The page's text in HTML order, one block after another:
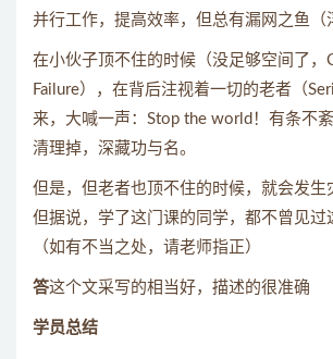
并行工作，提高效率，但总有漏网之鱼（
在小伙子顶不住的时候（没足够空间了，
Failure），在背后注视着一切的老者（
来，大喊一声：Stop the world！有条不
清理掉，深藏功与名。
但是，但老者也顶不住的时候，就会发生
但据说，学了这门课的同学，都不曾见过
（如有不当之处，请老师指正）
答这个文采写的相当好，描述的很准确
学员总结